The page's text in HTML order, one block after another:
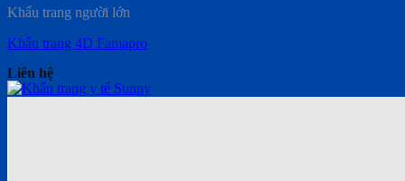
Khẩu trang người lớn
Khẩu trang 4D Famapro
Liên hệ